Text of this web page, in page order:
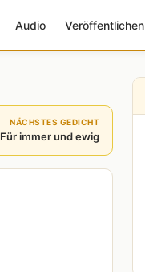
Audio Veröffentlichen
NÄCHSTES GEDICHT
Für immer und ewig